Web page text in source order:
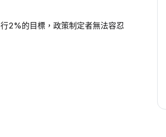
2%的目標，政策制定者無法容忍